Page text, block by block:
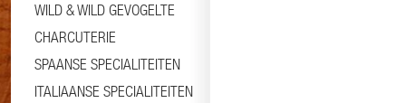
WILD & WILD GEVOGELTE
CHARCUTERIE
SPAANSE SPECIALITEITEN
ITALIAANSE SPECIALITEITEN